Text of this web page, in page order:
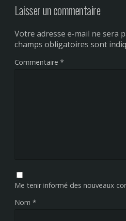
Laisser un commentaire
Votre adresse e-mail ne sera
champs obligatoires sont
Commentaire *
Me tenir informé des nouveaux
Nom *